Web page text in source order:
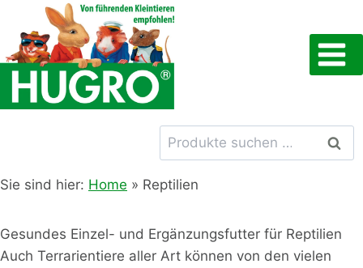
Inhalt
springen
Suchen
nach:
Sie sind hier: Home » Reptilien
Gesundes Einzel- und Ergänzungsfutter für Reptilien
Auch Terrarientiere aller Art können von den vielen